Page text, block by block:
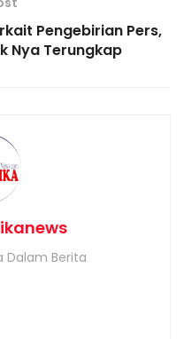
Pengebirian Pers,
Nya Terungkap
Dalam Berita